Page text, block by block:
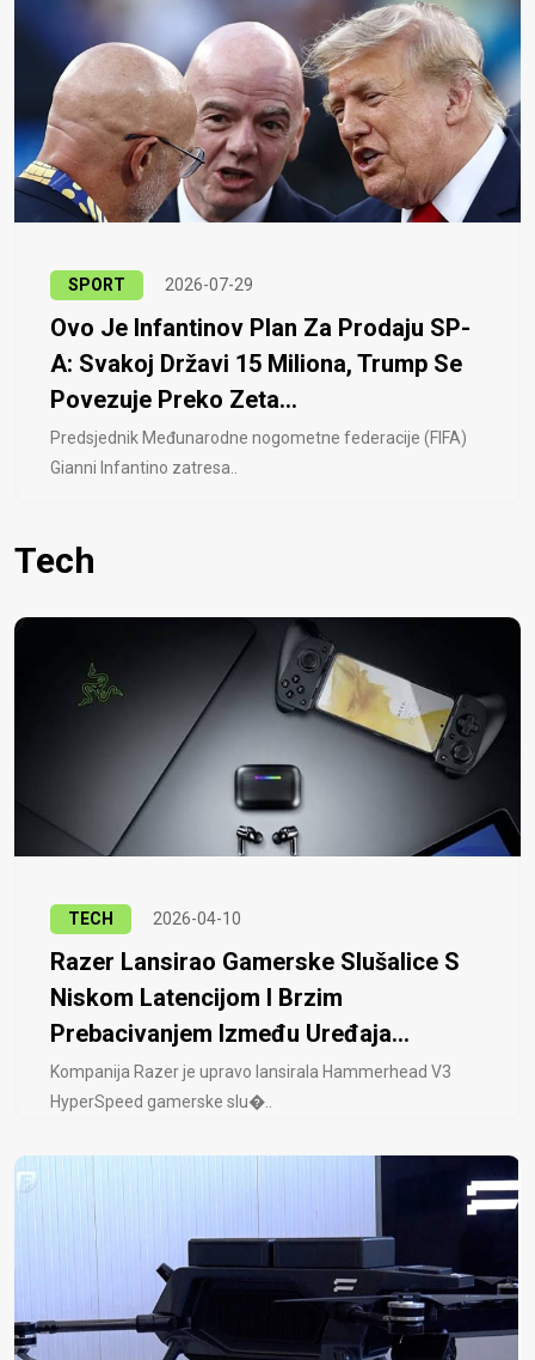
SPORT 2026-07-29
Ovo Je Infantinov Plan Za Prodaju SP-
A: Svakoj Državi 15 Miliona, Trump Se
Povezuje Preko Zeta...
Predsjednik Međunarodne nogometne federacije (FIFA)
Gianni Infantino zatresa..
Tech
TECH 2026-04-10
Razer Lansirao Gamerske Slušalice S
Niskom Latencijom I Brzim
Prebacivanjem Između Uređaja...
Kompanija Razer je upravo lansirala Hammerhead V3
HyperSpeed ​​gamerske slu�..